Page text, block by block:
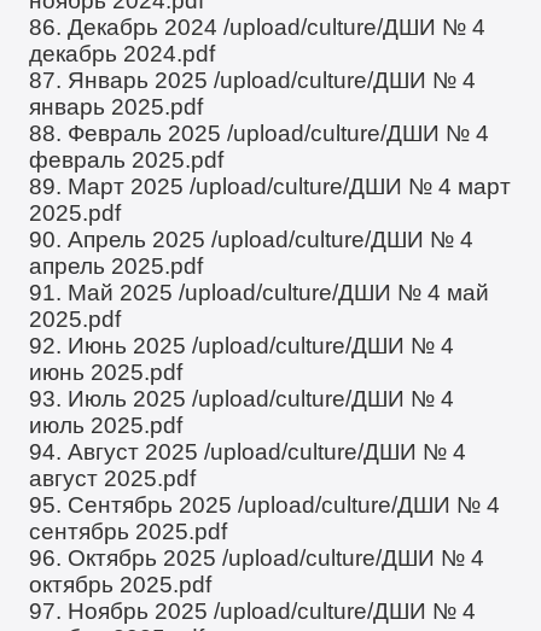
86. Декабрь 2024/upload/culture/ДШИ № 4
декабрь 2024.pdf
87. Январь 2025/upload/culture/ДШИ № 4
январь 2025.pdf
88. Февраль 2025/upload/culture/ДШИ № 4
февраль 2025.pdf
89. Март 2025/upload/culture/ДШИ № 4 март
2025.pdf
90. Апрель 2025/upload/culture/ДШИ № 4
апрель 2025.pdf
91. Май 2025/upload/culture/ДШИ № 4 май
2025.pdf
92. Июнь 2025/upload/culture/ДШИ № 4
июнь 2025.pdf
93. Июль 2025/upload/culture/ДШИ № 4
июль 2025.pdf
94. Август 2025/upload/culture/ДШИ № 4
август 2025.pdf
95. Сентябрь 2025/upload/culture/ДШИ № 4
сентябрь 2025.pdf
96. Октябрь 2025/upload/culture/ДШИ № 4
октябрь 2025.pdf
97. Ноябрь 2025/upload/culture/ДШИ № 4